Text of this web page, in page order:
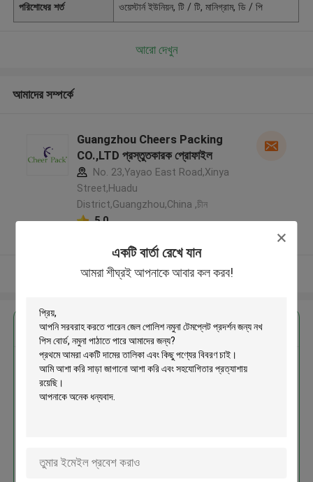
একটি বার্তা রেখে যান
আমরা শীঘ্রই আপনাকে আবার কল করব!
পরিশোধের শর্ত ওয়েস্টার্ন ইউনিয়ন, টি / টি, মানিগ্রাম, ডি / পি
আরো দেখুন
আমাদের সম্পর্কে
Guangzhou Cheers Packing
CO.,LTD প্রস্তুতকারক প্রোফাইল
No. 23,Yayao East Road,Xinya
Street,Huadu
District,Guangzhou,China ,চীন
5.0
আরো দেখুন
এর সেরা মূল্য পান
জেল পোলিশ নমুনা টেমপ্লেট প্রদর্শন জন্য নখ